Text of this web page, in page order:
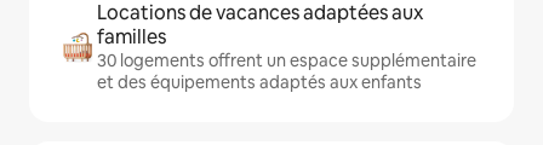
Locations de vacances adaptées aux
familles
30 logements offrent un espace supplémentaire
et des équipements adaptés aux enfants